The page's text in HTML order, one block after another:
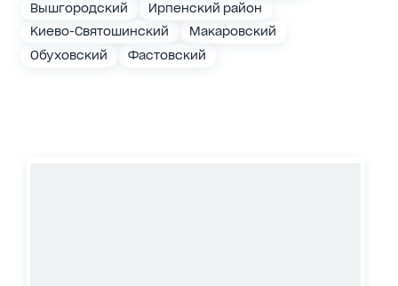
Вышгородский
Ирпенский район
Киево-Святошинский
Макаровский
Обуховский
Фастовский